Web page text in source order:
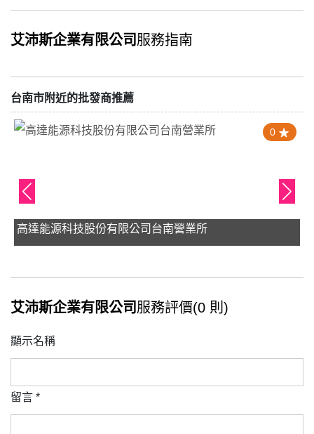
艾沛斯企業有限公司 服務指南
台南市附近的批發商推薦
0
高達能源科技股份有限公司台南營業所
艾沛斯企業有限公司 服務評價(0 則)
顯示名稱
留言 *